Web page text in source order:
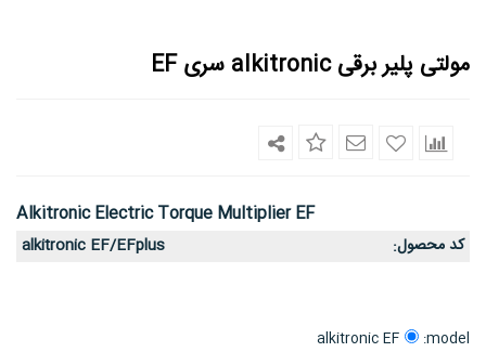
مولتی پلیر برقی alkitronic سری EF
Alkitronic Electric Torque Multiplier EF
کد محصول:
alkitronic EF/EFplus
model:
alkitronic EF